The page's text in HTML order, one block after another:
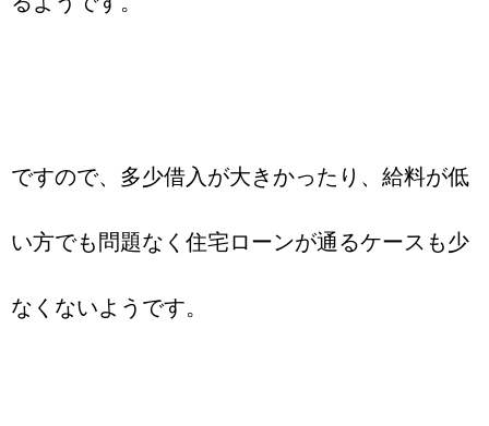
ですので、多少借入が大きかったり、給料が低
い方でも問題なく住宅ローンが通るケースも少
なくないようです。